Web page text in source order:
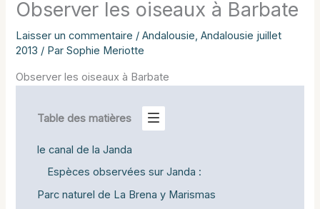
Observer les oiseaux à Barbate
Laisser un commentaire /Andalousie,Andalousie juillet
2013 / ParSophie Meriotte
Observer les oiseaux à Barbate
Table des matières
le canal de la Janda
Espèces observées sur Janda :
Parc naturel de La Brena y Marismas